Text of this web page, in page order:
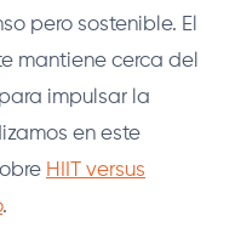
pero sostenible. El
mantiene cerca del
impulsar la
en este
HIIT versus
.